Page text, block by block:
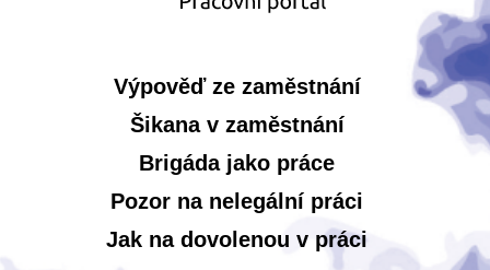
Výpověď ze zaměstnání
Šikana v zaměstnání
Brigáda jako práce
Pozor na nelegální práci
Jak na dovolenou v práci